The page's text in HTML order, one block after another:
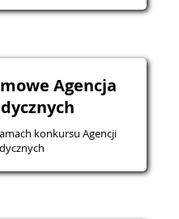
Agencja
konkursu Agencji